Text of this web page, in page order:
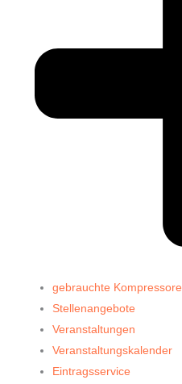
gebrauchte
Stellenangebote
Veranstaltungen
Veranstaltungskalender
Eintragsservice